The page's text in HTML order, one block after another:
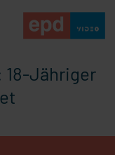
18-Jähriger